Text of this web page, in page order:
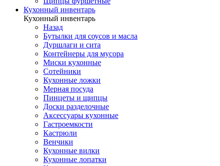
Кухонный инвентарь
Кухонный инвентарь
Назад
Бутылки для соусов и масла
Дуршлаги и сита
Контейнеры для мусора
Миски кухонные
Сотейники
Кухонные ложки
Мерная посуда
Пинцеты и щипцы
Доски разделочные
Аксессуары кухонные
Гастроемкости
Кастрюли
Венчики
Кухонные вилки
Кухонные лопатки